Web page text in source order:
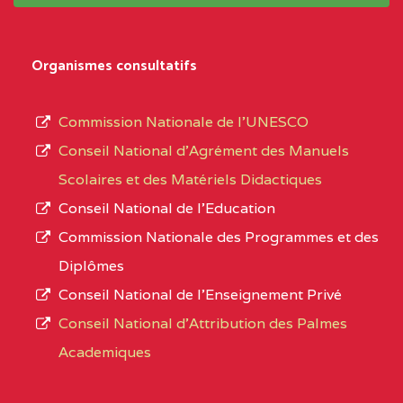
D'ENSEIGNEMENT
PROFESSIONNEL
(CEGEP) STE FOI BP
:4740 YAOUNDE
CENTRE
COLLEGE PANAFRICAIN
DE L'EXCELLENCE BP
CENTRE
COLLEGE PRIVE
type
L’offre
d’éducation
de
Organismes consultatifs
Commission Nationale de l’UNESCO
Conseil National d’Agrément des Manuels
Scolaires et des Matériels Didactiques
Conseil National de l’Education
Commission Nationale des Programmes et des
Diplômes
Conseil National de l’Enseignement Privé
Conseil National d'Attribution des Palmes
Academiques